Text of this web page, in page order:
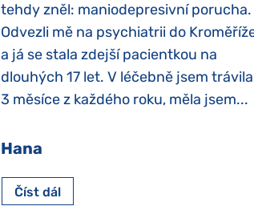
tehdy zněl: maniodepresivní porucha.
Odvezli mě na psychiatrii do
a já se stala zdejší pacientkou na
dlouhých 17 let. V léčebně jsem trávila
3 měsíce z každého roku, měla jsem...
Hana
Číst dál